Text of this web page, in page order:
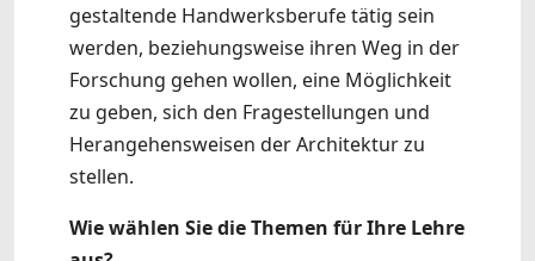
gestaltende Handwerksberufe tätig sein
werden, beziehungsweise ihren Weg in der
Forschung gehen wollen, eine Möglichkeit
zu geben, sich den Fragestellungen und
Herangehensweisen der Architektur zu
stellen.
Wie wählen Sie die Themen für Ihre Lehre